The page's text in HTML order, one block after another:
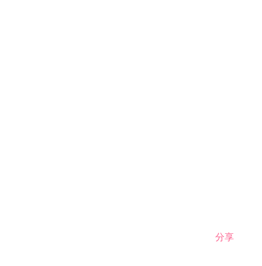
分享